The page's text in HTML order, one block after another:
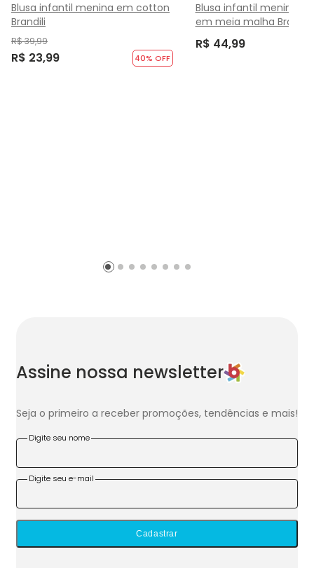
Blusa infantil menina em cotton
Brandili
R$ 39,99
R$ 23,99 40% OFF
Blusa infantil menina
em meia malha Brandili
R$ 44,99
Assine nossa newsletter
Seja o primeiro a receber promoções, tendências e mais!
Digite seu nome
Digite seu e-mail
Cadastrar